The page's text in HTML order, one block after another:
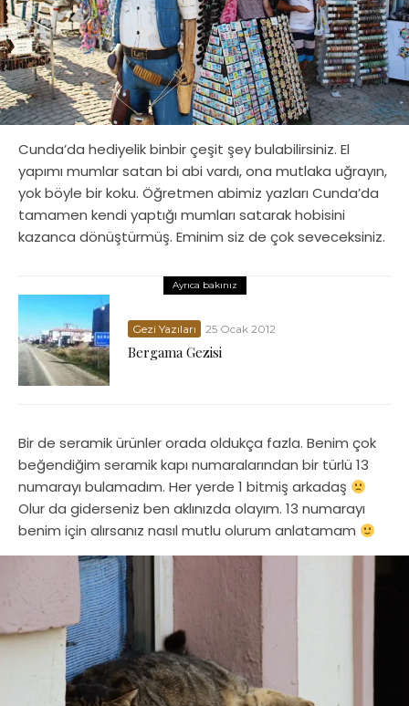
Cunda’da hediyelik binbir çeşit şey bulabilirsiniz. El
yapımı mumlar satan bi abi vardı, ona mutlaka uğrayın,
yok böyle bir koku. Öğretmen abimiz yazları Cunda’da
tamamen kendi yaptığı mumları satarak hobisini
kazanca dönüştürmüş. Eminim siz de çok seveceksiniz.
Ayrıca bakınız
Gezi Yazıları 25 Ocak 2012
Bergama Gezisi
Bir de seramik ürünler orada oldukça fazla. Benim çok
beğendiğim seramik kapı numaralarından bir türlü 13
numarayı bulamadım. Her yerde 1 bitmiş arkadaş
Olur da giderseniz ben aklınızda olayım. 13 numarayı
benim için alırsanız nasıl mutlu olurum anlatamam